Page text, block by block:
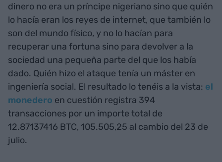
dinero no era un príncipe nigeriano sino que quién
lo hacía eran los reyes de internet, que también lo
son del mundo físico, y no lo hacían para
recuperar una fortuna sino para devolver a la
sociedad una pequeña parte del que los había
dado. Quién hizo el ataque tenía un máster en
ingeniería social. El resultado lo tenéis a la vista: el
monedero en cuestión registra 394
transacciones por un importe total de
12.87137416 BTC, 105.505,25 al cambio del 23 de
julio.